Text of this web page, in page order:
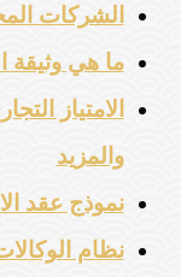
الشركات
ما هي وثيقة
الامتياز
والمزيد
نموذج عقد
نظام